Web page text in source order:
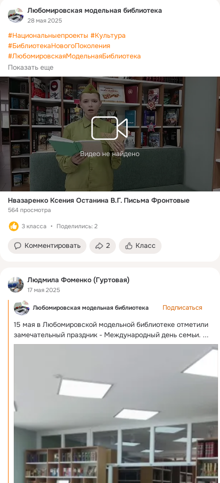
Любомировская модельная библиотека
28 мая 2025
#Национальныепроекты #Культура
#БиблиотекаНовогоПоколения
#ЛюбомировскаяМодельнаяБиблиотека
#ПамятьВКаждомСлове
#РябининКонстантин_ПисьмаФронтовые
#ЧитаетНазаренкоКсения
Показать еще
Видео не найдено
Нвазаренко Ксения Останина В.Г. Письма Фронтовые
564 просмотра
3 класса Поделились: 2
Комментировать 2 Класс
Людмила Фоменко (Гуртовая)
17 мая 2025
Любомировская модельная библиотека Подписаться
15 мая в Любомировской модельной библиотеке отметили
замечательный праздник - Международный день семьи. ...